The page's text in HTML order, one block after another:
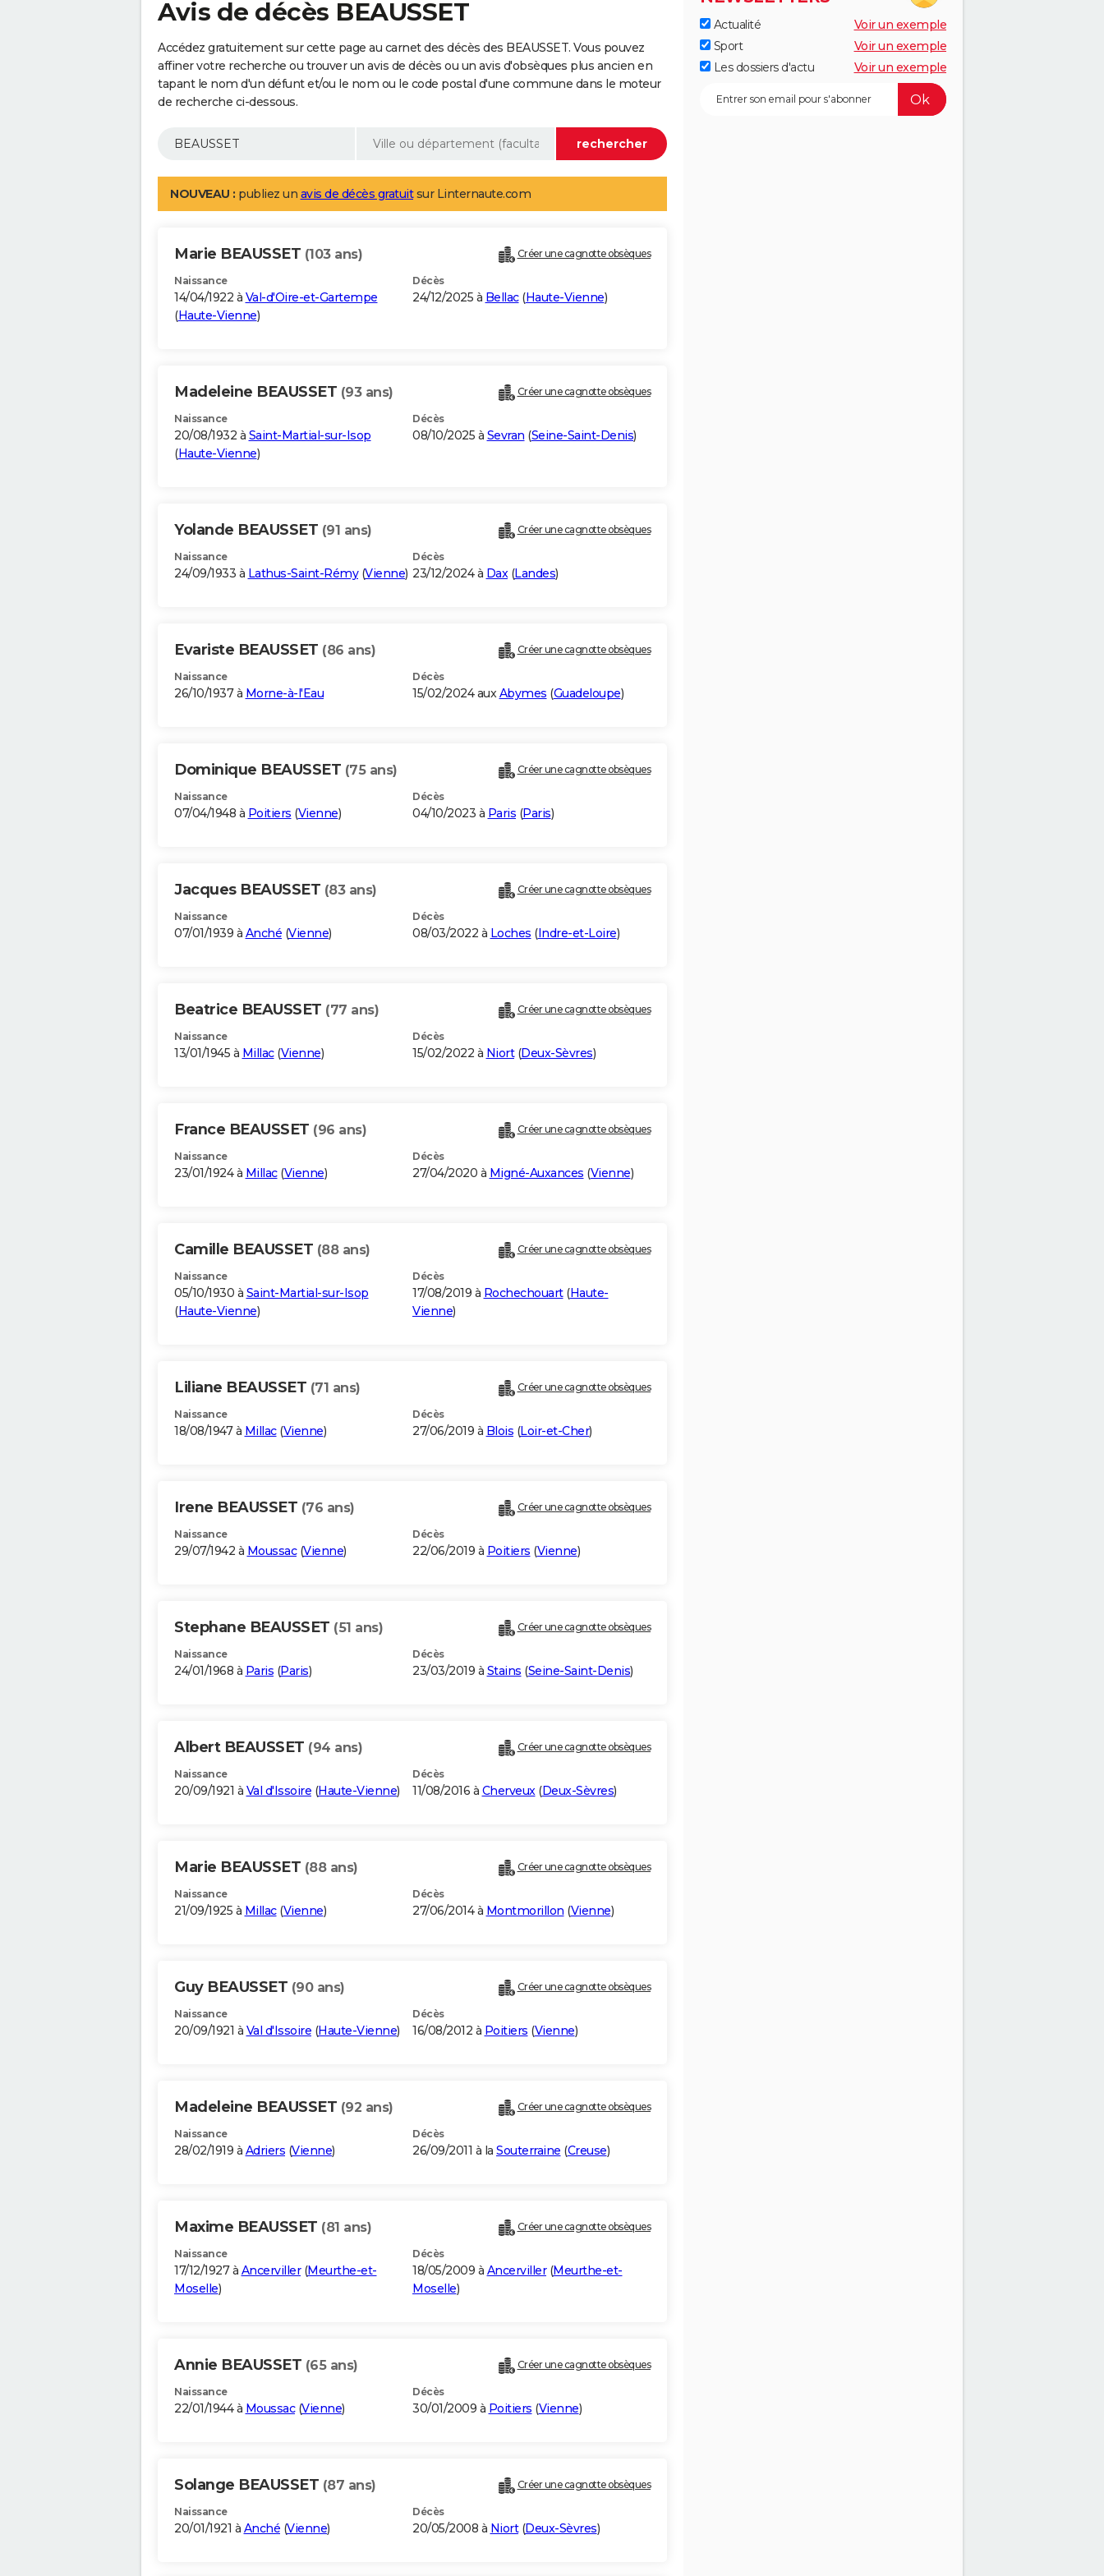
Avis de décès BEAUSSET
Accédez gratuitement sur cette page au carnet des décès des BEAUSSET. Vous pouvez
affiner votre recherche ou trouver un avis de décès ou un avis d'obsèques plus ancien en
tapant le nom d'un défunt et/ou le nom ou le code postal d'une commune dans le moteur
de recherche ci-dessous.
NOUVEAU : publiez un avis de décès gratuitsur Linternaute.com
Marie BEAUSSET (103 ans) Créer une cagnotte obsèques
Naissance
14/04/1922 à Val-d'Oire-et-Gartempe
(Haute-Vienne)
Décès
24/12/2025 à Bellac(Haute-Vienne)
Madeleine BEAUSSET (93 ans) Créer une cagnotte obsèques
Naissance
20/08/1932 à Saint-Martial-sur-Isop
(Haute-Vienne)
Décès
08/10/2025 à Sevran (Seine-Saint-Denis)
Yolande BEAUSSET (91 ans) Créer une cagnotte obsèques
Naissance
24/09/1933 à Lathus-Saint-Rémy(Vienne)
Décès
23/12/2024 à Dax(Landes)
Evariste BEAUSSET (86 ans) Créer une cagnotte obsèques
Naissance
26/10/1937 à Morne-à-l'Eau
Décès
15/02/2024 auxAbymes (Guadeloupe)
Dominique BEAUSSET (75 ans) Créer une cagnotte obsèques
Naissance
07/04/1948 à Poitiers (Vienne)
Décès
04/10/2023 à Paris (Paris)
Jacques BEAUSSET (83 ans) Créer une cagnotte obsèques
Naissance
07/01/1939 à Anché (Vienne)
Décès
08/03/2022 à Loches (Indre-et-Loire)
Beatrice BEAUSSET (77 ans) Créer une cagnotte obsèques
Naissance
13/01/1945 à Millac(Vienne)
Décès
15/02/2022 à Niort(Deux-Sèvres)
France BEAUSSET (96 ans) Créer une cagnotte obsèques
Naissance
23/01/1924 à Millac(Vienne)
Décès
27/04/2020 à Migné-Auxances (Vienne)
Camille BEAUSSET (88 ans) Créer une cagnotte obsèques
Naissance
05/10/1930 à Saint-Martial-sur-Isop
(Haute-Vienne)
Décès
17/08/2019 à Rochechouart(Haute-
Vienne)
Liliane BEAUSSET (71 ans) Créer une cagnotte obsèques
Naissance
18/08/1947 à Millac(Vienne)
Décès
27/06/2019 à Blois (Loir-et-Cher)
Irene BEAUSSET (76 ans) Créer une cagnotte obsèques
Naissance
29/07/1942 à Moussac(Vienne)
Décès
22/06/2019 à Poitiers (Vienne)
Stephane BEAUSSET (51 ans) Créer une cagnotte obsèques
Naissance
24/01/1968 à Paris (Paris)
Décès
23/03/2019 à Stains (Seine-Saint-Denis)
Albert BEAUSSET (94 ans) Créer une cagnotte obsèques
Naissance
20/09/1921 à Val d'Issoire (Haute-Vienne)
Décès
11/08/2016 à Cherveux(Deux-Sèvres)
Marie BEAUSSET (88 ans) Créer une cagnotte obsèques
Naissance
21/09/1925 à Millac(Vienne)
Décès
27/06/2014 à Montmorillon (Vienne)
Guy BEAUSSET (90 ans) Créer une cagnotte obsèques
Naissance
20/09/1921 à Val d'Issoire (Haute-Vienne)
Décès
16/08/2012 à Poitiers (Vienne)
Madeleine BEAUSSET (92 ans) Créer une cagnotte obsèques
Naissance
28/02/1919 à Adriers (Vienne)
Décès
26/09/2011 à la Souterraine (Creuse)
Maxime BEAUSSET (81 ans) Créer une cagnotte obsèques
Naissance
17/12/1927 à Ancerviller(Meurthe-et-
Moselle)
Décès
18/05/2009 à Ancerviller(Meurthe-et-
Moselle)
Annie BEAUSSET (65 ans) Créer une cagnotte obsèques
Naissance
22/01/1944 à Moussac(Vienne)
Décès
30/01/2009 à Poitiers (Vienne)
Solange BEAUSSET (87 ans) Créer une cagnotte obsèques
Naissance
20/01/1921 à Anché (Vienne)
Décès
20/05/2008 à Niort(Deux-Sèvres)
Actualité
Voir un exemple
Sport
Voir un exemple
Les dossiers d'actu
Voir un exemple